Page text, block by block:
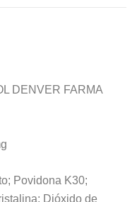
DENVER FARMA
Povidona K30;
Dióxido de